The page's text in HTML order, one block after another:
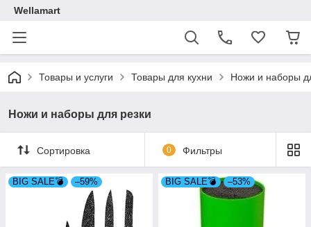
Wellamart
Товары и услуги Товары для кухни Ножи и наборы
Ножи и наборы для резки
Сортировка 0 Фильтры
BIG SALE💣 –59% BIG SALE💣 –53%